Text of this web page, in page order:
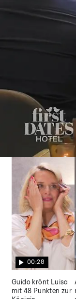
First Dates Hotel
Philipp und
Partnern
00:28
Guido krönt Luisa
mit 48 Punkten zur